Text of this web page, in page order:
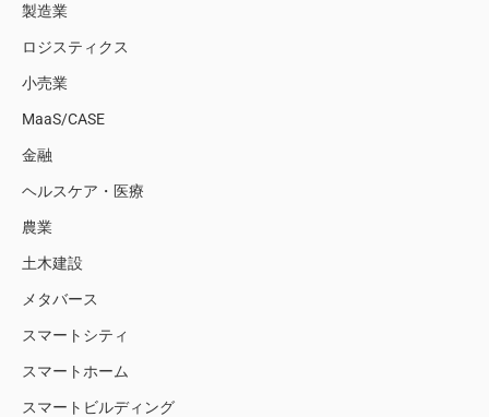
製造業
ロジスティクス
小売業
MaaS/CASE
金融
ヘルスケア・医療
農業
土木建設
メタバース
スマートシティ
スマートホーム
スマートビルディング